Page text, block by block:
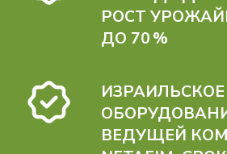
ДЛЯ САДОВ И ВИНОГРАДНИКОВ
ИННОВАЦИОННАЯ
СИСТЕМА
ЗАЩИТЫ
МИКРОСПЛИНКЕРЫ КОМПАНИИ
NETAFIM СОЗДАЮТ «ТЁПЛЫЙ